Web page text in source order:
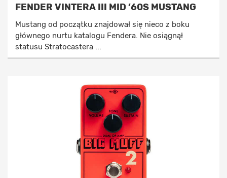
FENDER VINTERA III MID ’60S MUSTANG
Mustang od początku znajdował się nieco z boku
głównego nurtu katalogu Fendera. Nie osiągnął
statusu Stratocastera ...